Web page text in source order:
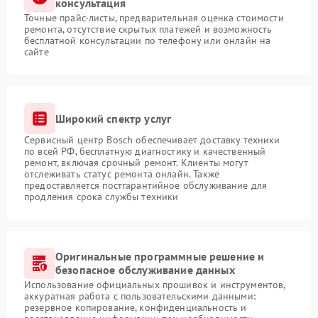
консультация
Точные прайс-листы, предварительная оценка стоимости
ремонта, отсутствие скрытых платежей и возможность
бесплатной консультации по телефону или онлайн на
сайте
Широкий спектр услуг
Сервисный центр Bosch обеспечивает доставку техники
по всей РФ, бесплатную диагностику и качественный
ремонт, включая срочный ремонт. Клиенты могут
отслеживать статус ремонта онлайн. Также
предоставляется постгарантийное обслуживание для
продления срока службы техники
Оригинальные программные решение и
безопасное обслуживание данных
Использование официальных прошивок и инструментов,
аккуратная работа с пользовательскими данными:
резервное копирование, конфиденциальность и